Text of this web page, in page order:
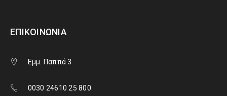
ΕΠΙΚΟΙΝΩΝΊΑ
Εμμ. Παππά 3
0030 24610 25 800